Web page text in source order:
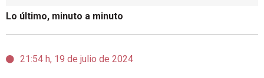
Lo último, minuto a minuto
21:54 h, 19 de julio de 2024